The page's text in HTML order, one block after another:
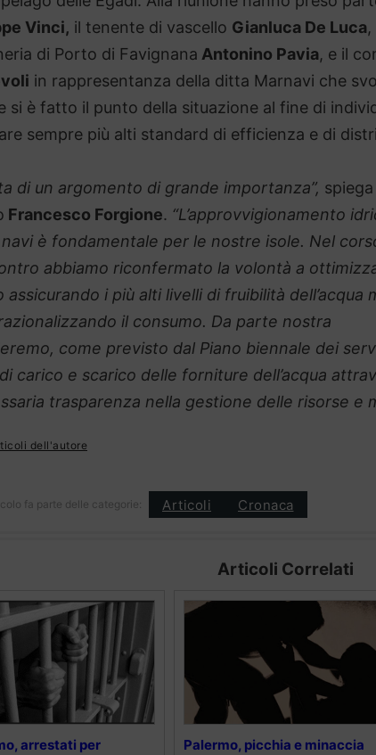
Vinci, il tenente di vascello Gianluca De Luca
di Porto di Favignana Antonino Pavia, e il
in rappresentanza della ditta Marnavi che
si è fatto il punto della situazione al fine di
sempre più alti standard di efficienza e di
di un argomento di grande importanza”, spiega
Francesco Forgione. “L’approvvigionamento
è fondamentale per le nostre isole. Nel
abbiamo riconfermato la volontà a
assicurando i più alti livelli di fruibilità dell’acqua
il consumo. Da parte nostra
come previsto dal Piano biennale dei
carico e scarico delle forniture dell’acqua
trasparenza nella gestione delle risorse e
dell'autore
fa parte delle categorie: Articoli Cronaca
Articoli Correlati
arrestati per
Palermo, picchia e minaccia